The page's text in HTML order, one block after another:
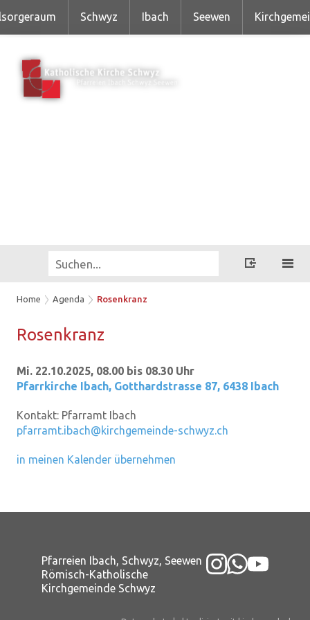
Schwyz Ibach Seewen
Home Agenda Rosenkranz
Ro­sen­kranz
Mi. 22.10.2025, 08.00 bis 08.30 Uhr
Pfarrkirche Ibach, Gotthardstrasse 87, 6438 Ibach
Kontakt: Pfarramt Ibach
pfarramt.ibach@kirchgemeinde-schwyz.ch
in meinen Kalender übernehmen
Pfarreien Ibach, Schwyz, Seewen
Römisch-Katholische
Kirchgemeinde Schwyz